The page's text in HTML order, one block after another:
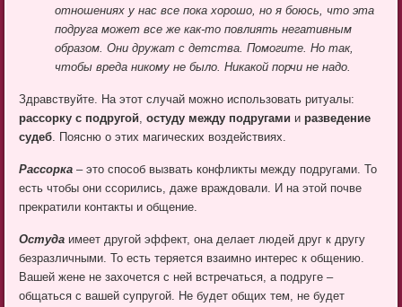
отношениях у нас все пока хорошо, но я боюсь, что эта
подруга может все же как-то повлиять негативным
образом. Они дружат с детства. Помогите. Но так,
чтобы вреда никому не было. Никакой порчи не надо.
Здравствуйте. На этот случай можно использовать ритуалы:
рассорку с подругой,остуду между подругами иразведение
судеб. Поясню о этих магических воздействиях.
Рассорка – это способ вызвать конфликты между подругами. То
есть чтобы они ссорились, даже враждовали. И на этой почве
прекратили контакты и общение.
Остуда имеет другой эффект, она делает людей друг к другу
безразличными. То есть теряется взаимно интерес к общению.
Вашей жене не захочется с ней встречаться, а подруге –
общаться с вашей супругой. Не будет общих тем, не будет